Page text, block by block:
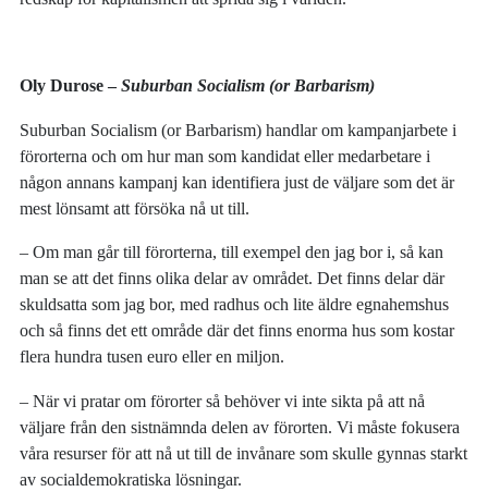
Oly Durose –Suburban Socialism (or Barbarism)
Suburban Socialism (or Barbarism) handlar om kampanjarbete i
förorterna och om hur man som kandidat eller medarbetare i
någon annans kampanj kan identifiera just de väljare som det är
mest lönsamt att försöka nå ut till.
‒ Om man går till förorterna, till exempel den jag bor i, så kan
man se att det finns olika delar av området. Det finns delar där
skuldsatta som jag bor, med radhus och lite äldre egnahemshus
och så finns det ett område där det finns enorma hus som kostar
flera hundra tusen euro eller en miljon.
‒ När vi pratar om förorter så behöver vi inte sikta på att nå
väljare från den sistnämnda delen av förorten. Vi måste fokusera
våra resurser för att nå ut till de invånare som skulle gynnas starkt
av socialdemokratiska lösningar.